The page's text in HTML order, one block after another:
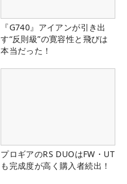
『G740』アイアンが引き出
す“反則級”の寛容性と飛びは
本当だった！
プロギアのRS DUOはFW・UT
も完成度が高く購入者続出！